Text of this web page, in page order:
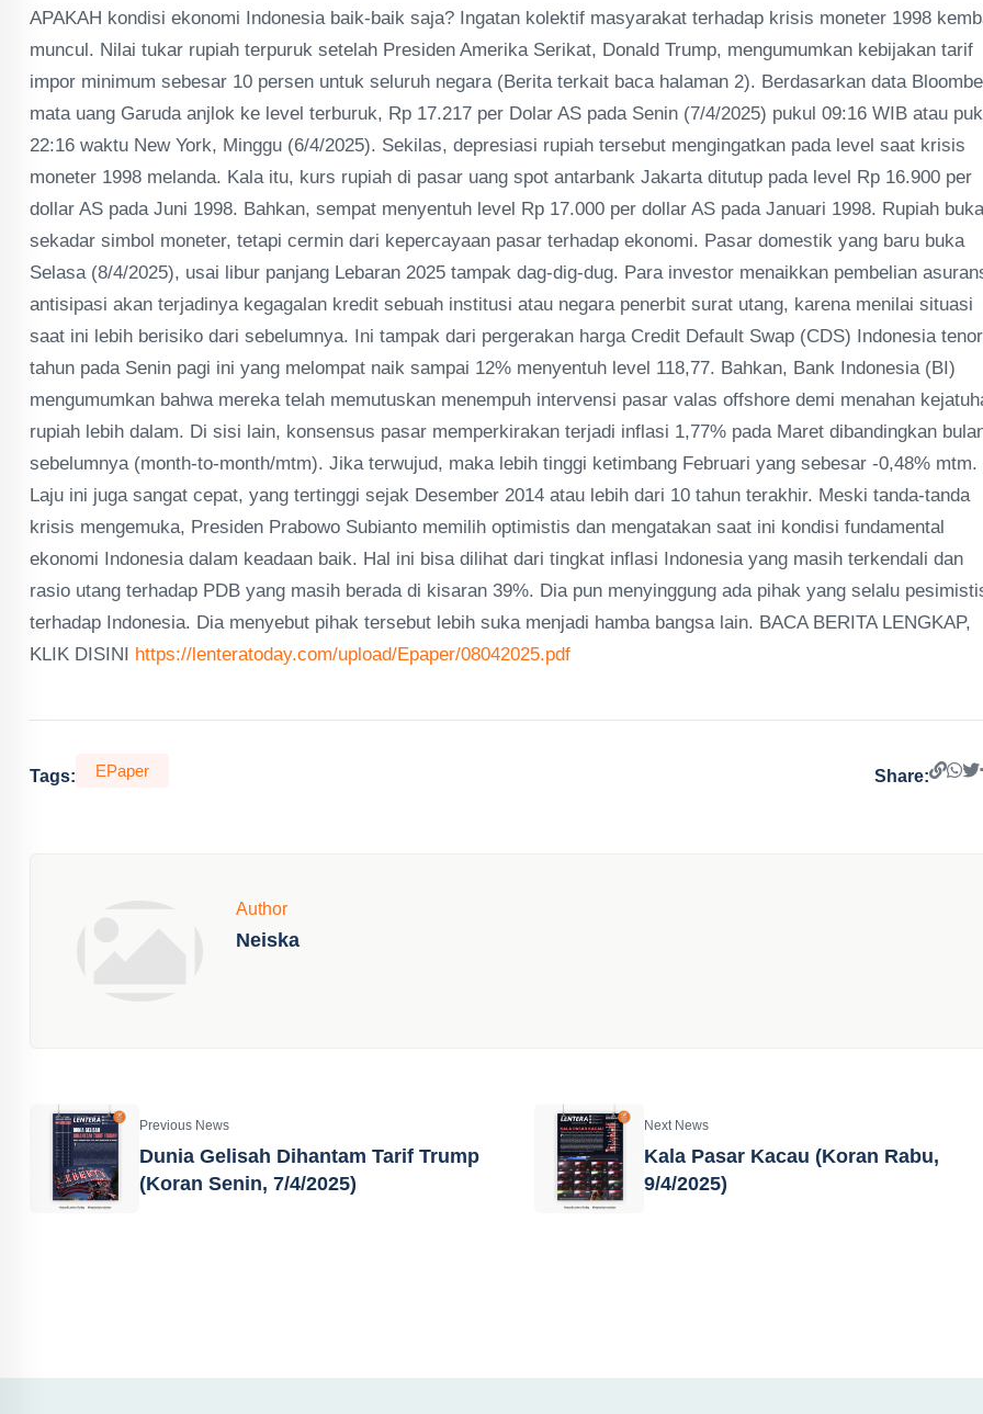
APAKAH kondisi ekonomi Indonesia baik-baik saja? Ingatan kolektif masyarakat terhadap krisis moneter 1998
muncul. Nilai tukar rupiah terpuruk setelah Presiden Amerika Serikat, Donald Trump, mengumumkan kebijakan tarif
impor minimum sebesar 10 persen untuk seluruh negara (Berita terkait baca halaman 2). Berdasarkan data
mata uang Garuda anjlok ke level terburuk, Rp 17.217 per Dolar AS pada Senin (7/4/2025) pukul 09:16 WIB atau
22:16 waktu New York, Minggu (6/4/2025). Sekilas, depresiasi rupiah tersebut mengingatkan pada level saat krisis
moneter 1998 melanda. Kala itu, kurs rupiah di pasar uang spot antarbank Jakarta ditutup pada level Rp 16.900 per
dollar AS pada Juni 1998. Bahkan, sempat menyentuh level Rp 17.000 per dollar AS pada Januari 1998. Rupiah
sekadar simbol moneter, tetapi cermin dari kepercayaan pasar terhadap ekonomi. Pasar domestik yang baru buka
Selasa (8/4/2025), usai libur panjang Lebaran 2025 tampak dag-dig-dug. Para investor menaikkan pembelian
antisipasi akan terjadinya kegagalan kredit sebuah institusi atau negara penerbit surat utang, karena menilai situasi
saat ini lebih berisiko dari sebelumnya. Ini tampak dari pergerakan harga Credit Default Swap (CDS) Indonesia
tahun pada Senin pagi ini yang melompat naik sampai 12% menyentuh level 118,77. Bahkan, Bank Indonesia (BI)
mengumumkan bahwa mereka telah memutuskan menempuh intervensi pasar valas offshore demi menahan
rupiah lebih dalam. Di sisi lain, konsensus pasar memperkirakan terjadi inflasi 1,77% pada Maret dibandingkan
sebelumnya (month-to-month/mtm). Jika terwujud, maka lebih tinggi ketimbang Februari yang sebesar -0,48% mtm.
Laju ini juga sangat cepat, yang tertinggi sejak Desember 2014 atau lebih dari 10 tahun terakhir. Meski tanda-tanda
krisis mengemuka, Presiden Prabowo Subianto memilih optimistis dan mengatakan saat ini kondisi fundamental
ekonomi Indonesia dalam keadaan baik. Hal ini bisa dilihat dari tingkat inflasi Indonesia yang masih terkendali dan
rasio utang terhadap PDB yang masih berada di kisaran 39%. Dia pun menyinggung ada pihak yang selalu
terhadap Indonesia. Dia menyebut pihak tersebut lebih suka menjadi hamba bangsa lain. BACA BERITA LENGKAP,
KLIK DISINI https://lenteratoday.com/upload/Epaper/08042025.pdf
Tags: EPaper Share:
Author
Neiska
Previous News
Dunia Gelisah Dihantam Tarif Trump
(Koran Senin, 7/4/2025)
Next News
Kala Pasar Kacau (Koran Rabu,
9/4/2025)